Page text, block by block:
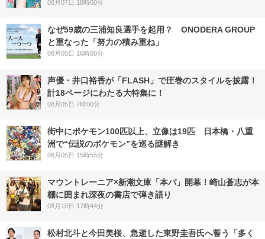
08月07日 18時00分
なぜ59歳の三浦知良選手を起用？ ONODERA GROUP
と重なった「努力の積み重ね」
08月05日 16時00分
声優・井口裕香が「FLASH」で圧巻のスタイルを披露！
計18ページにわたる大特集に！
08月05日 7時00分
街中にポケモン100匹以上、立像は19匹 日本橋・八重
洲で“伝説のポケモン”を巡る謎解き
08月05日 15時55分
マウントレーニア×新潮文庫「本パ」開幕！崎山蒼志が本
棚に囲まれ深夜の書店で弾き語り
08月10日 17時44分
松村北斗と今田美桜、急逝した東野圭吾氏へ誓う「多く